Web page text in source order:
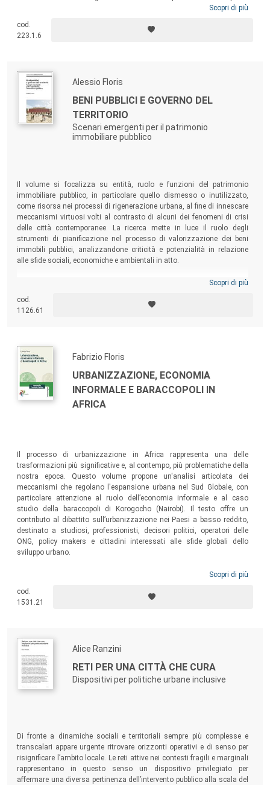
mediante l’udito? Questi i temi fondamentali del libro, in una
di composizioni musicali e interventi in spazi pubblici, e individua
strumenti applicabili nel progetto della città.
Scopri di più
cod.
223.1.6
Alessio Floris
BENI PUBBLICI E GOVERNO DEL
TERRITORIO
Scenari emergenti per il patrimonio
immobiliare pubblico
Il volume si focalizza su entità, ruolo e funzioni del patrimonio
immobiliare pubblico, in particolare quello dismesso o inutilizzato,
come risorsa nei processi di rigenerazione urbana, al fine di innescare
meccanismi virtuosi volti al contrasto di alcuni dei fenomeni di crisi
delle città contemporanee. La ricerca mette in luce il ruolo degli
strumenti di pianificazione nel processo di valorizzazione dei beni
immobili pubblici, analizzandone criticità e potenzialità in relazione
alle sfide sociali, economiche e ambientali in atto.
Scopri di più
cod.
1126.61
Fabrizio Floris
URBANIZZAZIONE, ECONOMIA
INFORMALE E BARACCOPOLI IN
AFRICA
Il processo di urbanizzazione in Africa rappresenta una delle
trasformazioni più significative e, al contempo, più problematiche della
nostra epoca. Questo volume propone un'analisi articolata dei
meccanismi che regolano l'espansione urbana nel Sud Globale, con
particolare attenzione al ruolo dell’economia informale e al caso
studio della baraccopoli di Korogocho (Nairobi). Il testo offre un
contributo al dibattito sull’urbanizzazione nei Paesi a basso reddito,
destinato a studiosi, professionisti, decisori politici, operatori delle
ONG, policy makers e cittadini interessati alle sfide globali dello
sviluppo urbano.
Scopri di più
cod.
1531.21
Alice Ranzini
RETI PER UNA CITTÀ CHE CURA
Dispositivi per politiche urbane inclusive
Di fronte a dinamiche sociali e territoriali sempre più complesse e
transcalari appare urgente ritrovare orizzonti operativi e di senso per
risignificare l’ambito locale. Le reti attive nei contesti fragili e marginali
rappresentano in questo senso un dispositivo privilegiato per
affermare una diversa pertinenza dell’intervento pubblico alla scala del